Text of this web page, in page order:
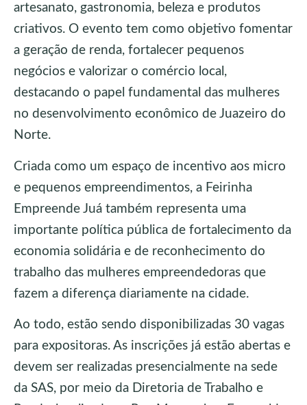
artesanato, gastronomia, beleza e produtos
criativos. O evento tem como objetivo fomentar
a geração de renda, fortalecer pequenos
negócios e valorizar o comércio local,
destacando o papel fundamental das mulheres
no desenvolvimento econômico de Juazeiro do
Norte.
Criada como um espaço de incentivo aos micro
e pequenos empreendimentos, a Feirinha
Empreende Juá também representa uma
importante política pública de fortalecimento da
economia solidária e de reconhecimento do
trabalho das mulheres empreendedoras que
fazem a diferença diariamente na cidade.
Ao todo, estão sendo disponibilizadas 30 vagas
para expositoras. As inscrições já estão abertas e
devem ser realizadas presencialmente na sede
da SAS, por meio da Diretoria de Trabalho e